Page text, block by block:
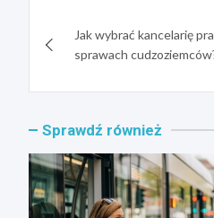
wpisuJak wybrać kancelarię
sprawach
Sprawdź również